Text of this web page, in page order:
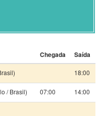
Chegada Saída
18:00
/ Brasil) 07:00 14:00